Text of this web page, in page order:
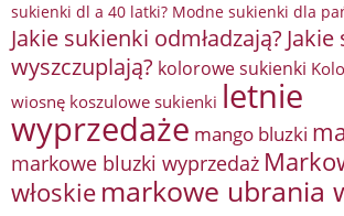
sukienki dl a 40 latki? Modne sukienki dla
Jakie sukienki odmładzają?
wyszczuplają? kolorowe sukienki
wiosnę koszulowe sukienki letnie
wyprzedaże mango bluzki
markowe bluzki wyprzedaż
włoskie markowe ubrania